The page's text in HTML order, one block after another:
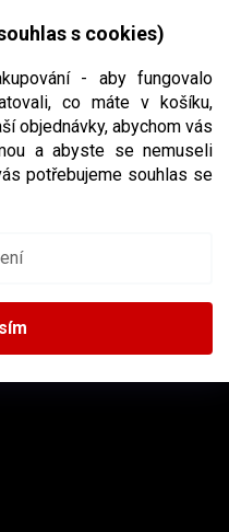
s cookies)
- aby fungovalo
co máte v košíku,
objednávky, abychom vás
a abyste se nemuseli
potřebujeme souhlas se
NÁKUPNÍ
nalezeny...